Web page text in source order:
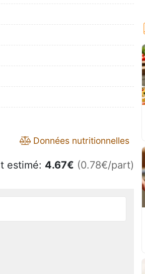
Données nutritionnelles
estimé: 4.67€ (0.78€/part)